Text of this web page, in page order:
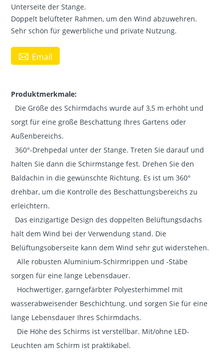
Unterseite der Stange.
Doppelt belüfteter Rahmen, um den Wind abzuwehren.
Sehr schön für gewerbliche und private Nutzung.
 Email
Produktmerkmale:
Die Größe des Schirmdachs wurde auf 3,5 m erhöht und
sorgt für eine große Beschattung Ihres Gartens oder
Außenbereichs.
360°-Drehpedal unter der Stange. Treten Sie darauf und
halten Sie dann die Schirmstange fest. Drehen Sie den
Baldachin in die gewünschte Richtung. Es ist um 360°
drehbar, um die Kontrolle des Beschattungsbereichs zu
erleichtern.
Das einzigartige Design des doppelten Belüftungsdachs
hält dem Wind bei der Verwendung stand. Die
Belüftungsoberseite kann dem Wind sehr gut widerstehen.
Alle robusten Aluminium-Schirmrippen und -Stäbe
sorgen für eine lange Lebensdauer.
Hochwertiger, garngefärbter Polyesterhimmel mit
wasserabweisender Beschichtung. und sorgen Sie für eine
lange Lebensdauer Ihres Schirmdachs.
Die Höhe des Schirms ist verstellbar. Mit/ohne LED-
Leuchten am Schirm ist praktikabel.